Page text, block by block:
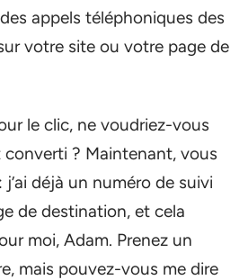
appels téléphoniques des
votre site ou votre page de
le clic, ne voudriez-vous
converti ? Maintenant, vous
déjà un numéro de suivi
de destination, et cela
moi, Adam. Prenez un
mais pouvez-vous me dire